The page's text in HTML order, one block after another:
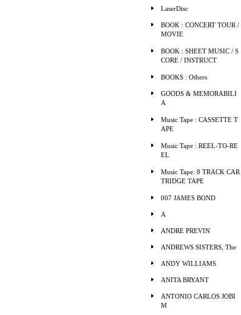
LaserDisc
BOOK : CONCERT TOUR /
MOVIE
BOOK : SHEET MUSIC / S
CORE / INSTRUCT
BOOKS : Others
GOODS & MEMORABILI
A
Music Tape : CASSETTE T
APE
Music Tape : REEL-TO-RE
EL
Music Tape: 8 TRACK CAR
TRIDGE TAPE
007 JAMES BOND
A
ANDRE PREVIN
ANDREWS SISTERS, The
ANDY WILLIAMS
ANITA BRYANT
ANTONIO CARLOS JOBI
M